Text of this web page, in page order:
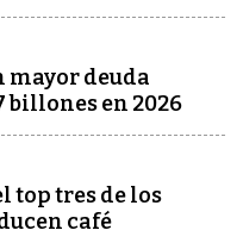
mayor deuda
billones en 2026
top tres de los
café